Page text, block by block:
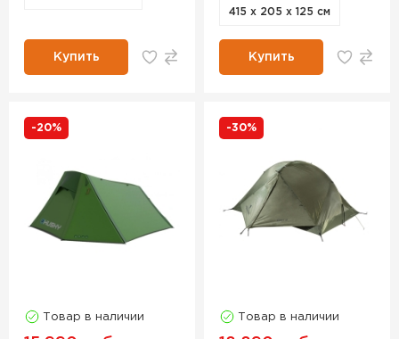
Купить
415 x 205 x 125 см
Купить
-20%
Товар в наличии
-30%
Товар в наличии